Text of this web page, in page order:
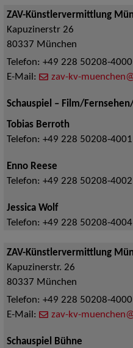
ZAV-Künstlervermittlung
Kapuzinerstr 26
80337 München
Telefon: +49 228 50208-4000
E-Mail:
zav-kv-
Schauspiel – Film/
Tobias Berroth
Telefon: +49 228 50208-4001
Enno Reese
Telefon: +49 228 50208-4002
Jessica Wolf
Telefon: +49 228 50208-4004
ZAV-Künstlervermittlung
Kapuzinerstr. 26
80337 München
Telefon: +49 228 50208-4000
E-Mail:
zav-kv-
Schauspiel Bühne